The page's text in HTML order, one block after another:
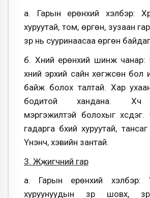
а. Гарын ерөнхий хэлбэр:
хуруутай, том, өргөн, зузаан
үзүүр нь сууринаасаа өргөн
б. Хүний ерөнхий шинж чанар:
хүний эрхий сайн хөгжсөн бол
байж болох талтай. Хар
бодитой хандана. Хүч
мэргэжилтэй болохыг хүсдэг.
гадарга бүхий хуруутай,
Үнэнч, хэвийн зантай.
3. Жүжигчний гар
а. Гарын ерөнхий хэлбэр:
хуруунуудын үзүүр шовх,